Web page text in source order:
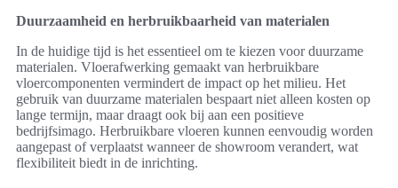
Duurzaamheid en herbruikbaarheid van materialen
In de huidige tijd is het essentieel om te kiezen voor duurzame
materialen. Vloerafwerking gemaakt van herbruikbare
vloercomponenten vermindert de impact op het milieu. Het
gebruik van duurzame materialen bespaart niet alleen kosten op
lange termijn, maar draagt ook bij aan een positieve
bedrijfsimago. Herbruikbare vloeren kunnen eenvoudig worden
aangepast of verplaatst wanneer de showroom verandert, wat
flexibiliteit biedt in de inrichting.